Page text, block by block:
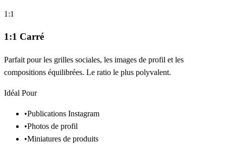
1:1
1:1 Carré
Parfait pour les grilles sociales, les images de profil et les
compositions équilibrées. Le ratio le plus polyvalent.
Idéal Pour
•Publications Instagram
•Photos de profil
•Miniatures de produits